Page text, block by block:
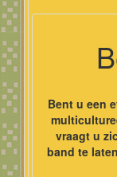
Bent u een
vraagt u
band te